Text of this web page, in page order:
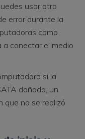
usar otro
error durante la
como
a conectar el medio
si la
dañada, un
que no se realizó